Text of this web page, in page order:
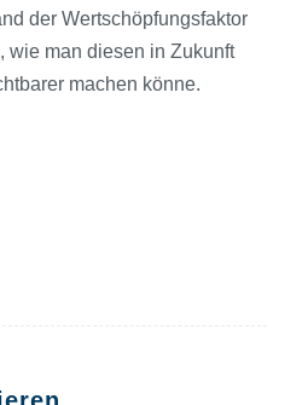
der Wertschöpfungsfaktor
wie man diesen in Zukunft
machen könne.